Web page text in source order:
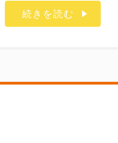
続きを読む